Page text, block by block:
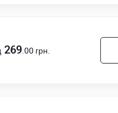
269.00 грн.